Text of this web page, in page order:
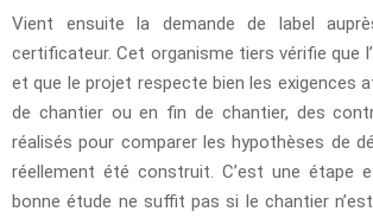
Vient ensuite la demande de label
certificateur. Cet organisme tiers vérifie que
et que le projet respecte bien les exigences
de chantier ou en fin de chantier, des
réalisés pour comparer les hypothèses de
réellement été construit. C’est une étape
bonne étude ne suffit pas si le chantier